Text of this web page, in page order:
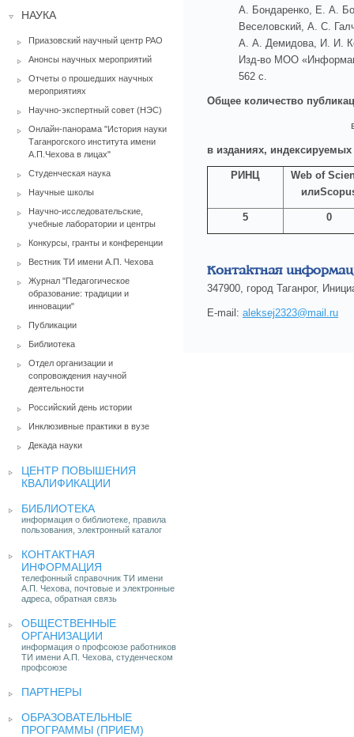
НАУКА
Приазовский научный центр РАО
Анонсы научных мероприятий
Отчеты о прошедших научных
мероприятиях
Научно-экспертный совет (НЭС)
Онлайн-панорама "История науки
Таганрогского института имени
А.П.Чехова в лицах"
Студенческая наука
Научные школы
Научно-исследовательские,
учебные лаборатории и центры
Конкурсы, гранты и конференции
Вестник ТИ имени А.П. Чехова
Журнал "Педагогическое
образование: традиции и
инновации"
Публикации
Библиотека
Отдел организации и
сопровождения научной
деятельности
Российский день истории
Инклюзивные практики в вузе
Декада науки
ЦЕНТР ПОВЫШЕНИЯ
КВАЛИФИКАЦИИ
БИБЛИОТЕКА
информация о библиотеке, правила
пользования, электронный каталог
КОНТАКТНАЯ
ИНФОРМАЦИЯ
телефонный справочник ТИ имени
А.П. Чехова, почтовые и электронные
адреса, обратная связь
ОБЩЕСТВЕННЫЕ
ОРГАНИЗАЦИИ
информация о профсоюзе работников
ТИ имени А.П. Чехова, студенческом
профсоюзе
ПАРТНЕРЫ
ОБРАЗОВАТЕЛЬНЫЕ
ПРОГРАММЫ (ПРИЕМ)
А. Бондаренко, Е. А.
Веселовский, А. С.
А. А. Демидова, И. И.
Изд-во МОО
562 с.
Общее количество
в изданиях, индексируемых
РИНЦ
Web of
или
5 0
Контактная
347900, город Таганрог,
E-mail: aleksej2323@mail.ru